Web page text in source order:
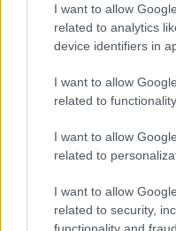
I want to allow
related to analytics
device identifiers in
I want to allow
related to
I want to allow
related to
I want to allow
related to security,
functionality and
Διαβάστε ακόμη
γνωστό
κόσμο
απειλές